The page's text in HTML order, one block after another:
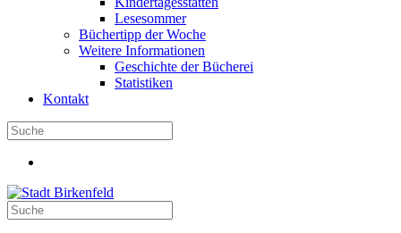
Lesesommer
Büchertipp der Woche
Weitere Informationen
Geschichte der Bücherei
Statistiken
Kontakt